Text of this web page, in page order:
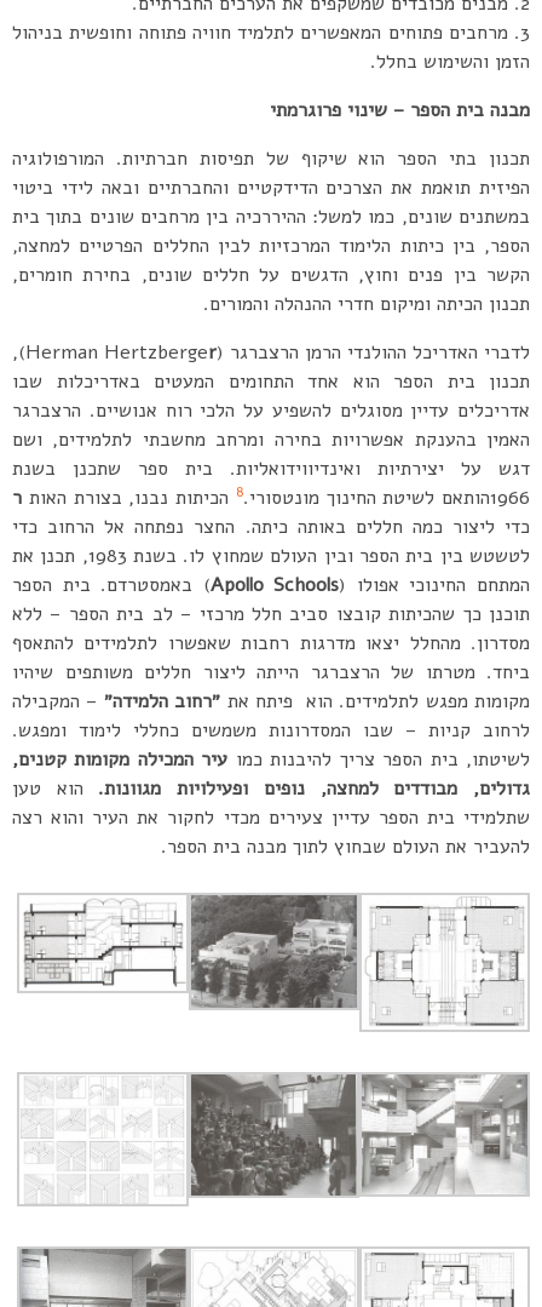
מרחבים פתוחים המאפשרים לתלמיד חוויה פתוחה וחופשית בניהול
הזמן והשימוש בחלל.
מבנה בית הספר – שינוי פרוגרמתי
תכנון בתי הספר הוא שיקוף של תפיסות חברתיות. המורפולוגיה
הפיזית תואמת את הצרכים הדידקטיים והחברתיים ובאה לידי ביטוי
במשתנים שונים, כמו למשל: ההיררכיה בין מרחבים שונים בתוך בית
הספר, בין כיתות הלימוד המרכזיות לבין החללים הפרטיים למחצה,
הקשר בין פנים וחוץ, הדגשים על חללים שונים, בחירת חומרים,
תכנון הכיתה ומיקום חדרי ההנהלה והמורים.
לדברי האדריכל ההולנדי הרמן הרצברגר (Herman Hertzberger
),
תכנון בית הספר הוא אחד התחומים המעטים באדריכלות שבו
אדריכלים עדיין מסוגלים להשפיע על הלכי רוח אנושיים. הרצברגר
האמין בהענקת אפשרויות בחירה ומרחב מחשבתי לתלמידים, ושם
דגש על יצירתיות ואינדיווידואליות. בית ספר שתכנן בשנת
1966הותאם לשיטת החינוך מונטסורי.
8 הכיתות נבנו, בצורת האות ר
כדי ליצור כמה חללים באותה כיתה. החצר נפתחה אל הרחוב כדי
לטשטש בין בית הספר ובין העולם שמחוץ לו. בשנת 1983, תכנן את
המתחם החינוכי אפולו (
Apollo Schools
) באמסטרדם. בית הספר
תוכנן כך שהכיתות קובצו סביב חלל מרכזי – לב בית הספר – ללא
מסדרון. מהחלל יצאו מדרגות רחבות שאפשרו לתלמידים להתאסף
ביחד. מטרתו של הרצברגר הייתה ליצור חללים משותפים שיהיו
מקומות מפגש לתלמידים. הוא פיתח את ״רחוב הלמידה״ – המקבילה
לרחוב קניות – שבו המסדרונות משמשים כחללי לימוד ומפגש.
לשיטתו, בית הספר צריך להיבנות כמו עיר המכילה מקומות קטנים,
גדולים, מבודדים למחצה, נופים ופעילויות מגוונות. הוא טען
שתלמידי בית הספר עדיין צעירים מכדי לחקור את העיר והוא רצה
להעביר את העולם שבחוץ לתוך מבנה בית הספר.